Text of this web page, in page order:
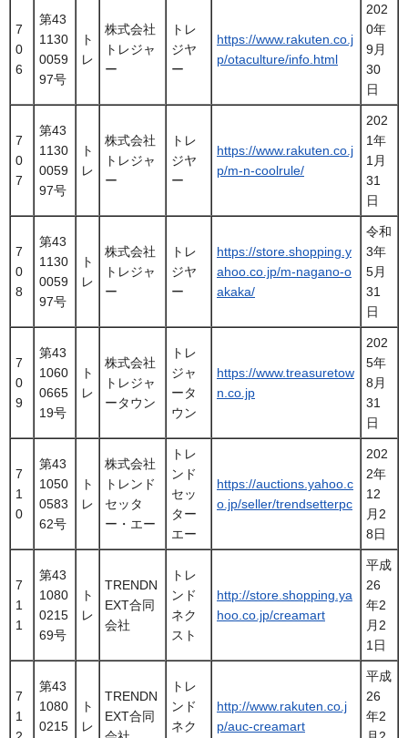
7
0
6
第43
1130
0059
97号
ト
レ
株式会社
トレジャ
ー
トレ
ジヤ
ー
https://www.rakuten.co.j
p/otaculture/info.html
202
0年
9月
30
日
7
0
7
第43
1130
0059
97号
ト
レ
株式会社
トレジャ
ー
トレ
ジヤ
ー
https://www.rakuten.co.j
p/m-n-coolrule/
202
1年
1月
31
日
7
0
8
第43
1130
0059
97号
ト
レ
株式会社
トレジャ
ー
トレ
ジヤ
ー
https://store.shopping.y
ahoo.co.jp/m-nagano-o
akaka/
令和
3年
5月
31
日
7
0
9
第43
1060
0665
19号
ト
レ
株式会社
トレジャ
ータウン
トレ
ジャ
ータ
ウン
https://www.treasuretow
n.co.jp
202
5年
8月
31
日
7
1
0
第43
1050
0583
62号
ト
レ
株式会社
トレンド
セッタ
ー・エー
トレ
ンド
セッ
ター
エー
https://auctions.yahoo.c
o.jp/seller/trendsetterpc
202
2年
12
月2
8日
7
1
1
第43
1080
0215
69号
ト
レ
TRENDN
EXT合同
会社
トレ
ンド
ネク
スト
http://store.shopping.ya
hoo.co.jp/creamart
平成
26
年2
月2
1日
7
1
第43
1080
0215
ト
レ
TRENDN
EXT合同
トレ
ンド
ネク
http://www.rakuten.co.j
p/auc-creamart
平成
26
年2